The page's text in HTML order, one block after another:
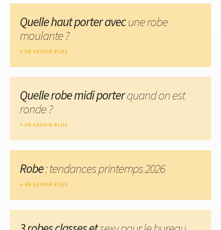
Quelle haut porter avecune robe
moulante ?
EN SAVOIR PLUS
Quelle robe midi porterquand on est
ronde ?
EN SAVOIR PLUS
Robe: tendances printemps 2026
EN SAVOIR PLUS